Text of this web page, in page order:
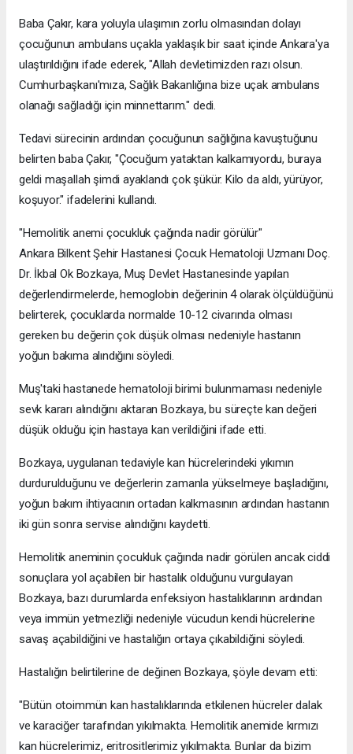
Baba Çakır, kara yoluyla ulaşımın zorlu olmasından dolayı
çocuğunun ambulans uçakla yaklaşık bir saat içinde Ankara'ya
ulaştırıldığını ifade ederek, "Allah devletimizden razı olsun.
Cumhurbaşkanı'mıza, Sağlık Bakanlığına bize uçak ambulans
olanağı sağladığı için minnettarım." dedi.
Tedavi sürecinin ardından çocuğunun sağlığına kavuştuğunu
belirten baba Çakır, "Çocuğum yataktan kalkamıyordu, buraya
geldi maşallah şimdi ayaklandı çok şükür. Kilo da aldı, yürüyor,
koşuyor." ifadelerini kullandı.
"Hemolitik anemi çocukluk çağında nadir görülür"
Ankara Bilkent Şehir Hastanesi Çocuk Hematoloji Uzmanı Doç.
Dr. İkbal Ok Bozkaya, Muş Devlet Hastanesinde yapılan
değerlendirmelerde, hemoglobin değerinin 4 olarak ölçüldüğünü
belirterek, çocuklarda normalde 10-12 civarında olması
gereken bu değerin çok düşük olması nedeniyle hastanın
yoğun bakıma alındığını söyledi.
Muş'taki hastanede hematoloji birimi bulunmaması nedeniyle
sevk kararı alındığını aktaran Bozkaya, bu süreçte kan değeri
düşük olduğu için hastaya kan verildiğini ifade etti.
Bozkaya, uygulanan tedaviyle kan hücrelerindeki yıkımın
durdurulduğunu ve değerlerin zamanla yükselmeye başladığını,
yoğun bakım ihtiyacının ortadan kalkmasının ardından hastanın
iki gün sonra servise alındığını kaydetti.
Hemolitik aneminin çocukluk çağında nadir görülen ancak ciddi
sonuçlara yol açabilen bir hastalık olduğunu vurgulayan
Bozkaya, bazı durumlarda enfeksiyon hastalıklarının ardından
veya immün yetmezliği nedeniyle vücudun kendi hücrelerine
savaş açabildiğini ve hastalığın ortaya çıkabildiğini söyledi.
Hastalığın belirtilerine de değinen Bozkaya, şöyle devam etti:
"Bütün otoimmün kan hastalıklarında etkilenen hücreler dalak
ve karaciğer tarafından yıkılmakta. Hemolitik anemide kırmızı
kan hücrelerimiz, eritrositlerimiz yıkılmakta. Bunlar da bizim